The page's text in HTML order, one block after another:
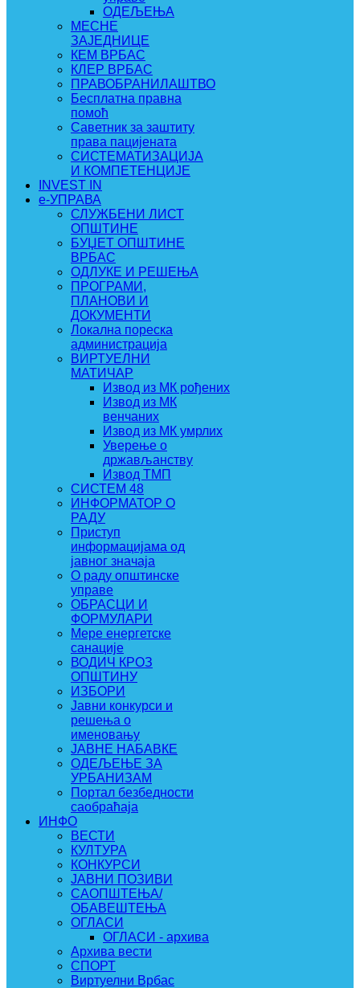
ОДЕЉЕЊА
МЕСНЕ
ЗАЈЕДНИЦЕ
КЕМ ВРБАС
КЛЕР ВРБАС
ПРАВОБРАНИЛАШТВО
Бесплатна правна
помоћ
Саветник за заштиту
права пацијената
СИСТЕМАТИЗАЦИЈА
И КОМПЕТЕНЦИЈЕ
INVEST IN
e-УПРАВА
СЛУЖБЕНИ ЛИСТ
ОПШТИНЕ
БУЏЕТ ОПШТИНЕ
ВРБАС
ОДЛУКЕ И РЕШЕЊА
ПРОГРАМИ,
ПЛАНОВИ И
ДОКУМЕНТИ
Локална пореска
администрација
ВИРТУЕЛНИ
МАТИЧАР
Извод из МК рођених
Извод из МК
венчаних
Извод из МК умрлих
Уверење о
држављанству
Извод ТМП
СИСТЕМ 48
ИНФОРМАТОР О
РАДУ
Приступ
информацијама од
јавног значаја
О раду општинске
управе
ОБРАСЦИ И
ФОРМУЛАРИ
Мере енергетске
санације
ВОДИЧ КРОЗ
ОПШТИНУ
ИЗБОРИ
Јавни конкурси и
решења о
именовању
ЈАВНЕ НАБАВКЕ
ОДЕЉЕЊЕ ЗА
УРБАНИЗАМ
Портал безбедности
саобраћаја
ИНФО
ВЕСТИ
КУЛТУРА
КОНКУРСИ
ЈАВНИ ПОЗИВИ
САОПШТЕЊА/
ОБАВЕШТЕЊА
ОГЛАСИ
ОГЛАСИ - архива
Архива вести
СПОРТ
Виртуелни Врбас